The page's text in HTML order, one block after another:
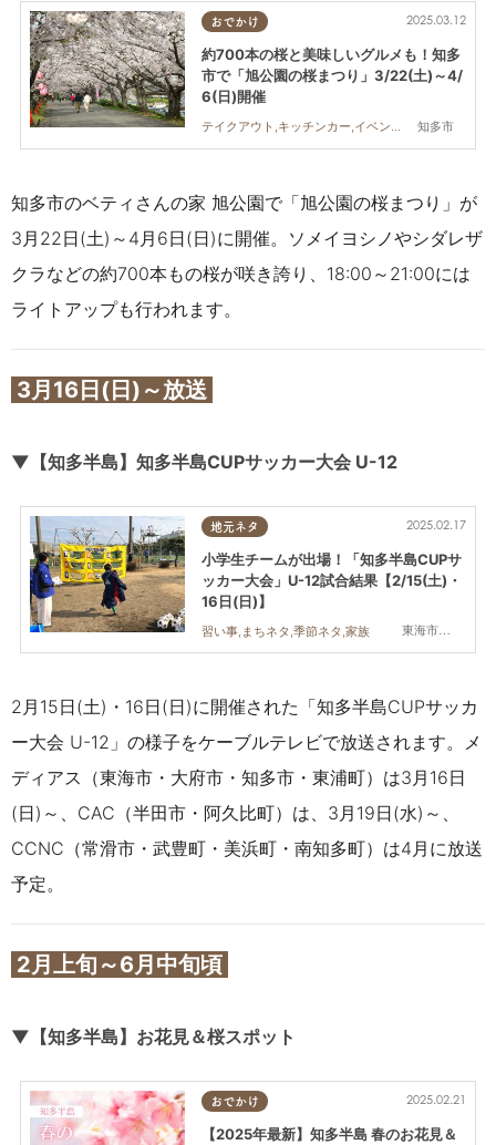
おでかけ
知多市
2025.03.12
約700本の桜と美味しいグルメも！知多
市で「旭公園の桜まつり」3/22(土)～4/
6(日)開催
テイクアウト,キッチンカー,イベント,まちネタ,季節ネタ
知多市のベティさんの家 旭公園で「旭公園の桜まつり」が
3月22日(土)～4月6日(日)に開催。 ソメイヨシノやシダレザ
クラなどの約700本もの桜が咲き誇り、18:00～21:00には
ライトアップも行われます。
3月16日(日)～放送
▼【知多半島】知多半島CUPサッカー大会 U-12
地元ネタ
東海市,大府市,知多市,東浦町,阿久比町,半田市,常滑市,武豊町,美浜町,南知多町
2025.02.17
小学生チームが出場！「知多半島CUPサ
ッカー大会」U-12試合結果【2/15(土)・
16日(日)】
習い事,まちネタ,季節ネタ,家族
2月15日(土)・16日(日)に開催された「知多半島CUPサッカ
ー大会 U-12」の様子をケーブルテレビで放送されます。メ
ディアス（東海市・大府市・知多市・東浦町）は3月16日
(日)～ 、 CAC（半田市・阿久比町）は、3月19日(水)～、
CCNC（常滑市・武豊町・美浜町・南知多町）は4月に放送
予定。
2月上旬～6月中旬頃
▼【知多半島】お花見＆桜スポット
おでかけ 2025.02.21
【2025年最新】知多半島 春のお花見＆